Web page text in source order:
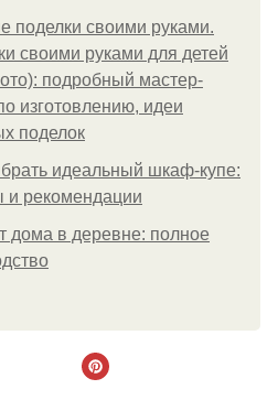
поделки своими руками.
своими руками для детей
подробный мастер-
изготовлению, идеи
поделок
идеальный шкаф-купе:
и рекомендации
дома в деревне: полное